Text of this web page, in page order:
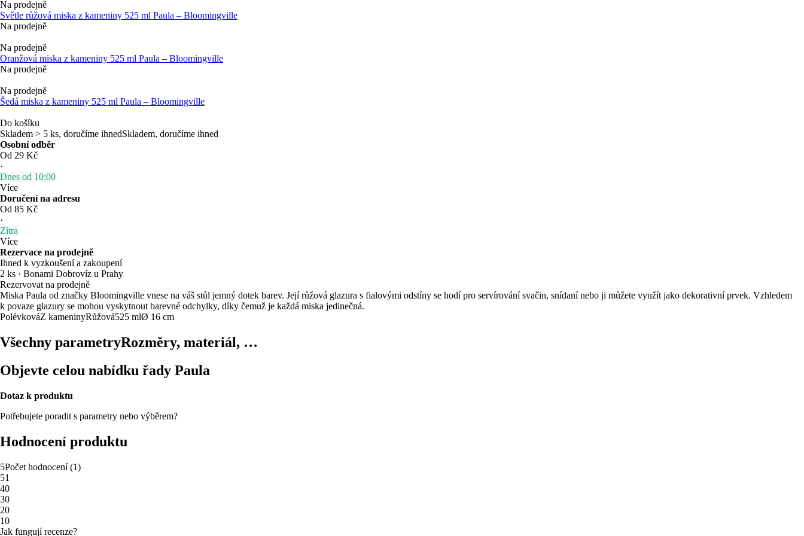
Na prodejně
Světle růžová miska z kameniny 525 ml Paula – Bloomingville
Na prodejně
Na prodejně
Oranžová miska z kameniny 525 ml Paula – Bloomingville
Na prodejně
Na prodejně
Šedá miska z kameniny 525 ml Paula – Bloomingville
Do košíku
Skladem > 5 ks, doručíme ihnedSkladem, doručíme ihned
Osobní odběr
Od 29 Kč
·
Dnes od 10:00
Více
Doručení na adresu
Od 85 Kč
·
Zítra
Více
Rezervace na prodejně
Ihned k vyzkoušení a zakoupení
2 ks · Bonami Dobrovíz u Prahy
Rezervovat na prodejně
Miska Paula od značky Bloomingville vnese na váš stůl jemný dotek barev. Její růžová glazura s fialovými odstíny se hodí pro servírování svačin, snídaní nebo ji můžete využít jako dekorativní prvek. Vzhledem
k povaze glazury se mohou vyskytnout barevné odchylky, díky čemuž je každá miska jedinečná.
PolévkováZ kameninyRůžová525 mlØ 16 cm
Všechny parametryRozměry, materiál, …
Objevte celou nabídku řady Paula
Dotaz k produktu
Potřebujete poradit s parametry nebo výběrem?
Hodnocení produktu
5Počet hodnocení(1)
51
40
30
20
10
Jak fungují recenze?